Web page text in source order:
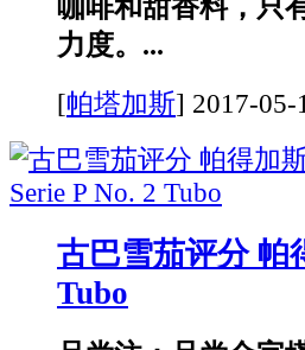
力度。...
[帕塔加斯] 2017-
古巴雪茄评分 帕
Tubo